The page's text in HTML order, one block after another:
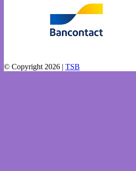
© Copyright 2026 | TSB